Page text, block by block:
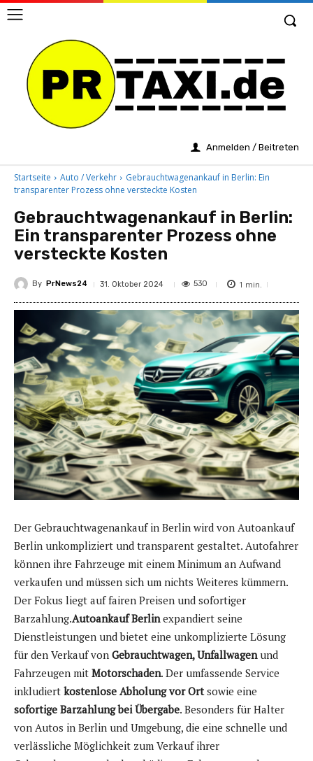
Anmelden / Beitreten
Startseite Auto / Verkehr
Gebrauchtwagenankauf in Berlin: Ein
transparenter Prozess ohne versteckte Kosten
Gebrauchtwagenankauf in Berlin:
Ein transparenter Prozess ohne
versteckte Kosten
By PrNews24 31. Oktober 2024 530 1 min.
Der Gebrauchtwagenankauf in Berlin wird von Autoankauf
Berlin unkompliziert und transparent gestaltet. Autofahrer
können ihre Fahrzeuge mit einem Minimum an Aufwand
verkaufen und müssen sich um nichts Weiteres kümmern.
Der Fokus liegt auf fairen Preisen und sofortiger
Barzahlung.Autoankauf Berlinexpandiert seine
Dienstleistungen und bietet eine unkomplizierte Lösung
für den Verkauf von Gebrauchtwagen, Unfallwagenund
Fahrzeugen mit Motorschaden. Der umfassende Service
inkludiert kostenlose Abholung vor Ortsowie eine
sofortige Barzahlung bei Übergabe. Besonders für Halter
von Autos in Berlin und Umgebung, die eine schnelle und
verlässliche Möglichkeit zum Verkauf ihrer